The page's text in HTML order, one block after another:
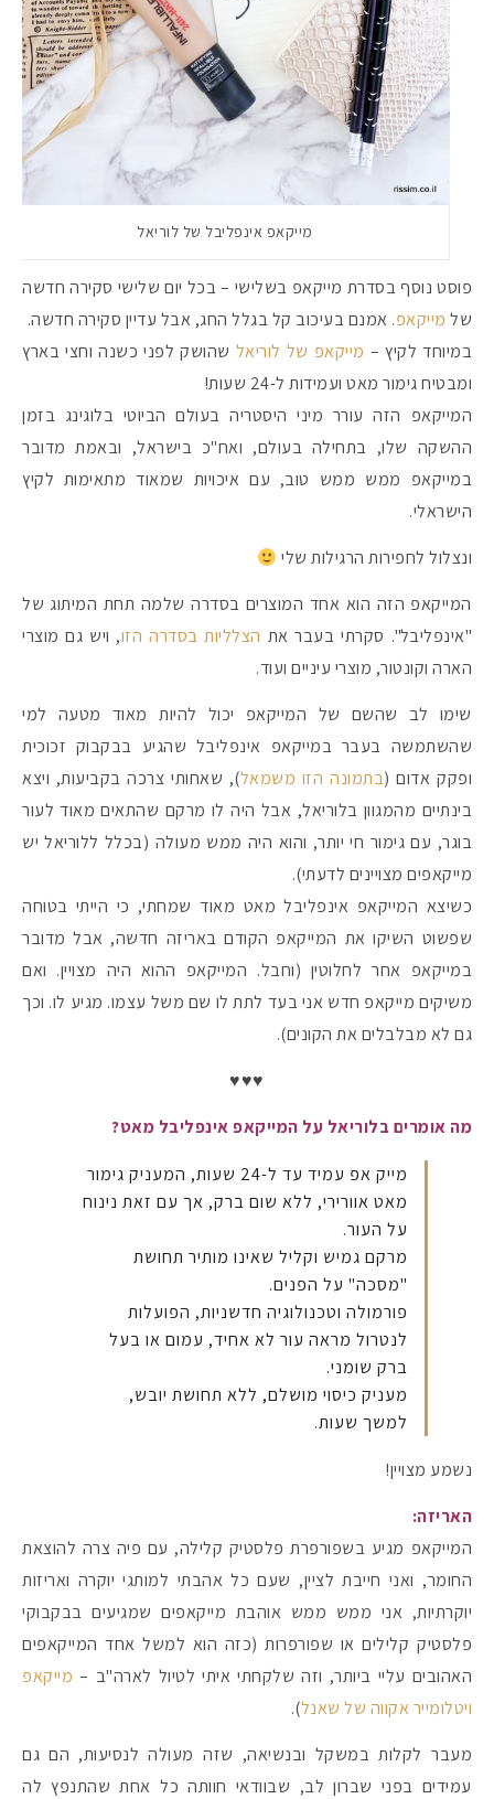
מייקאפ אינפליבל של לוריאל
פוסט נוסף בסדרת מייקאפ בשלישי – בכל יום שלישי סקירה חדשה
של מייקאפ. אמנם בעיכוב קל בגלל החג, אבל עדיין סקירה חדשה.
במיוחד לקיץ – מייקאפ של לוריאל שהושק לפני כשנה וחצי בארץ
ומבטיח גימור מאט ועמידות ל-24 שעות!
המייקאפ הזה עורר מיני היסטריה בעולם הביוטי בלוגינג בזמן
ההשקה שלו, בתחילה בעולם, ואח"כ בישראל, ובאמת מדובר
במייקאפ ממש ממש טוב, עם איכויות שמאוד מתאימות לקיץ
הישראלי.
ונצלול לחפירות הרגילות שלי
המייקאפ הזה הוא אחד המוצרים בסדרה שלמה תחת המיתוג של
"אינפליבל". סקרתי בעבר את הצלליות בסדרה הזו, ויש גם מוצרי
הארה וקונטור, מוצרי עיניים ועוד.
שימו לב שהשם של המייקאפ יכול להיות מאוד מטעה למי
שהשתמשה בעבר במייקאפ אינפליבל שהגיע בבקבוק זכוכית
ופקק אדום (בתמונה הזו משמאל), שאחותי צרכה בקביעות, ויצא
בינתיים מהמגוון בלוריאל, אבל היה לו מרקם שהתאים מאוד לעור
בוגר, עם גימור חי יותר, והוא היה ממש מעולה (בכלל ללוריאל יש
מייקאפים מצויינים לדעתי).
כשיצא המייקאפ אינפליבל מאט מאוד שמחתי, כי הייתי בטוחה
שפשוט השיקו את המייקאפ הקודם באריזה חדשה, אבל מדובר
במייקאפ אחר לחלוטין (וחבל. המייקאפ ההוא היה מצויין. ואם
משיקים מייקאפ חדש אני בעד לתת לו שם משל עצמו. מגיע לו. וכך
גם לא מבלבלים את הקונים).
♥♥♥
מה אומרים בלוריאל על המייקאפ אינפליבל מאט?
מייק אפ עמיד עד ל-24 שעות, המעניק גימור
מאט אוורירי, ללא שום ברק, אך עם זאת נינוח
על העור.
מרקם גמיש וקליל שאינו מותיר תחושת
"מסכה" על הפנים.
פורמולה וטכנולוגיה חדשניות, הפועלות
לנטרול מראה עור לא אחיד, עמום או בעל
ברק שומני.
מעניק כיסוי מושלם, ללא תחושת יובש,
למשך שעות.
נשמע מצויין!
האריזה:
המייקאפ מגיע בשפורפרת פלסטיק קלילה, עם פיה צרה להוצאת
החומר, ואני חייבת לציין, שעם כל אהבתי למותגי יוקרה ואריזות
יוקרתיות, אני ממש ממש אוהבת מייקאפים שמגיעים בבקבוקי
פלסטיק קלילים או שפורפרות (כזה הוא למשל אחד המייקאפים
האהובים עליי ביותר, וזה שלקחתי איתי לטיול לארה"ב – מייקאפ
ויטלומייר אקווה של שאנל).
מעבר לקלות במשקל ובנשיאה, שזה מעולה לנסיעות, הם גם
עמידים בפני שברון לב, שבוודאי חוותה כל אחת שהתנפץ לה